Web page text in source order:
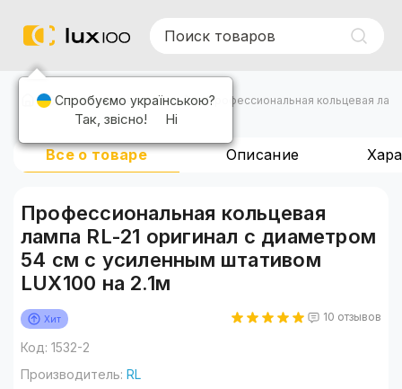
Кольцевые лампы Профессиональная кольцевая
Все о товаре Описание
Профессиональная кольцевая
лампа RL-21 оригинал с диаметром
54 см с усиленным штативом
LUX100 на 2.1м
Хит 10 отзывов
Код: 1532-2
Производитель: RL
Спробуємо українською?
Так, звісно! Ні